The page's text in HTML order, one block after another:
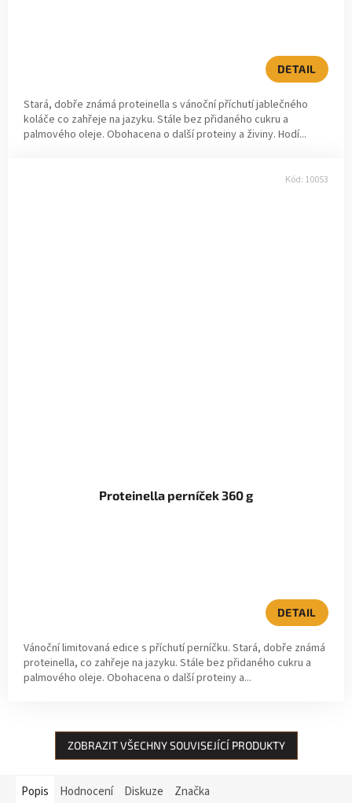
DETAIL
Stará, dobře známá proteinella s vánoční příchutí jablečného
koláče co zahřeje na jazyku. Stále bez přidaného cukru a
palmového oleje. Obohacena o další proteiny a živiny. Hodí...
Proteinella perníček 360 g
DETAIL
Vánoční limitovaná edice s příchutí perníčku. Stará, dobře známá
proteinella, co zahřeje na jazyku. Stále bez přidaného cukru a
palmového oleje. Obohacena o další proteiny a...
Kód: 10053
ZOBRAZIT VŠECHNY SOUVISEJÍCÍ PRODUKTY
Popis Hodnocení Diskuze Značka